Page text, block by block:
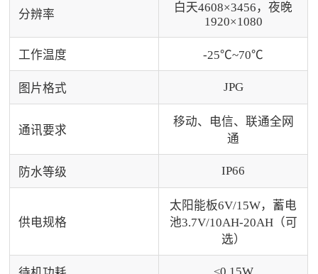
分辨率
白天4608×3456，夜晚
1920×1080
工作温度 -25℃~70℃
图片格式 JPG
通讯要求
移动、电信、联通全网
通
防水等级 IP66
供电规格
太阳能板6V/15W，蓄电
池3.7V/10AH-20AH（可
选）